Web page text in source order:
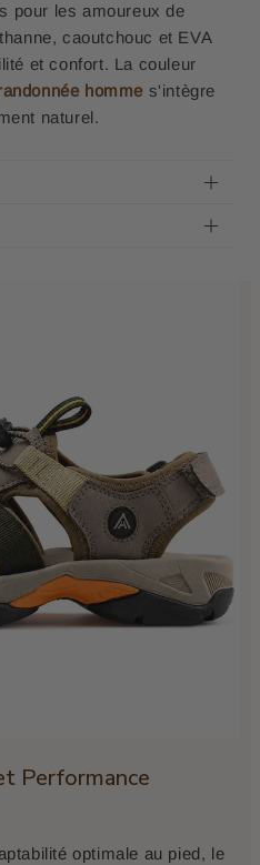
pour les amoureux de
caoutchouc et EVA
et confort. La couleur
homme s'intègre
naturel.
Performance
optimale au pied, le